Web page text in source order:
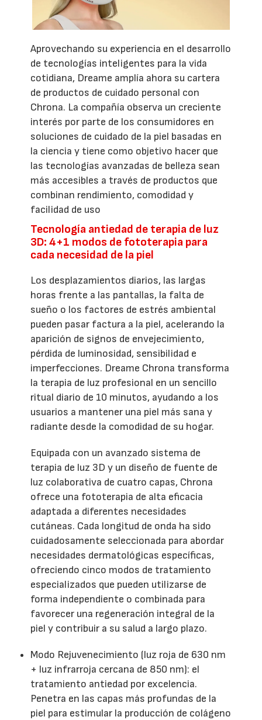
Aprovechando su experiencia en el desarrollo
de tecnologías inteligentes para la vida
cotidiana, Dreame amplía ahora su cartera
de productos de cuidado personal con
Chrona. La compañía observa un creciente
interés por parte de los consumidores en
soluciones de cuidado de la piel basadas en
la ciencia y tiene como objetivo hacer que
las tecnologías avanzadas de belleza sean
más accesibles a través de productos que
combinan rendimiento, comodidad y
facilidad de uso
Tecnología antiedad de terapia de luz
3D: 4+1 modos de fototerapia para
cada necesidad de la piel
Los desplazamientos diarios, las largas
horas frente a las pantallas, la falta de
sueño o los factores de estrés ambiental
pueden pasar factura a la piel, acelerando la
aparición de signos de envejecimiento,
pérdida de luminosidad, sensibilidad e
imperfecciones. Dreame Chrona transforma
la terapia de luz profesional en un sencillo
ritual diario de 10 minutos, ayudando a los
usuarios a mantener una piel más sana y
radiante desde la comodidad de su hogar.
Equipada con un avanzado sistema de
terapia de luz 3D y un diseño de fuente de
luz colaborativa de cuatro capas, Chrona
ofrece una fototerapia de alta eficacia
adaptada a diferentes necesidades
cutáneas. Cada longitud de onda ha sido
cuidadosamente seleccionada para abordar
necesidades dermatológicas específicas,
ofreciendo cinco modos de tratamiento
especializados que pueden utilizarse de
forma independiente o combinada para
favorecer una regeneración integral de la
piel y contribuir a su salud a largo plazo.
Modo Rejuvenecimiento (luz roja de 630 nm
+ luz infrarroja cercana de 850 nm): el
tratamiento antiedad por excelencia.
Penetra en las capas más profundas de la
piel para estimular la producción de colágeno